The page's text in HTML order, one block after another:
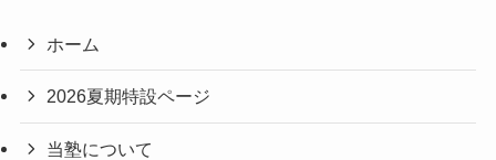
ホーム
2026夏期特設ページ
当塾について